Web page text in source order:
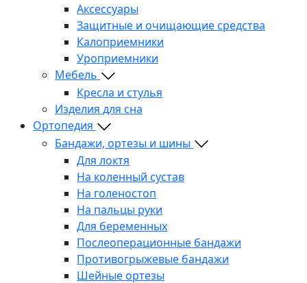
Аксессуары
Защитные и очищающие средства
Калоприемники
Уроприемники
Мебель
Кресла и стулья
Изделия для сна
Ортопедия
Бандажи, ортезы и шины
Для локтя
На коленный сустав
На голеностоп
На пальцы руки
Для беременных
Послеоперационные бандажи
Противогрыжевые бандажи
Шейные ортезы